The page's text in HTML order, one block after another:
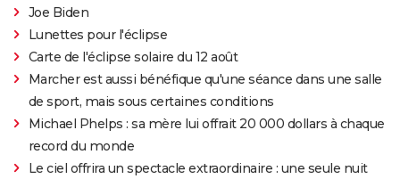
Joe Biden
Lunettes pour l'éclipse
Carte de l'éclipse solaire du 12 août
Marcher est aussi bénéfique qu'une séance dans une salle
de sport, mais sous certaines conditions
Michael Phelps : sa mère lui offrait 20 000 dollars à chaque
record du monde
Le ciel offrira un spectacle extraordinaire : une seule nuit